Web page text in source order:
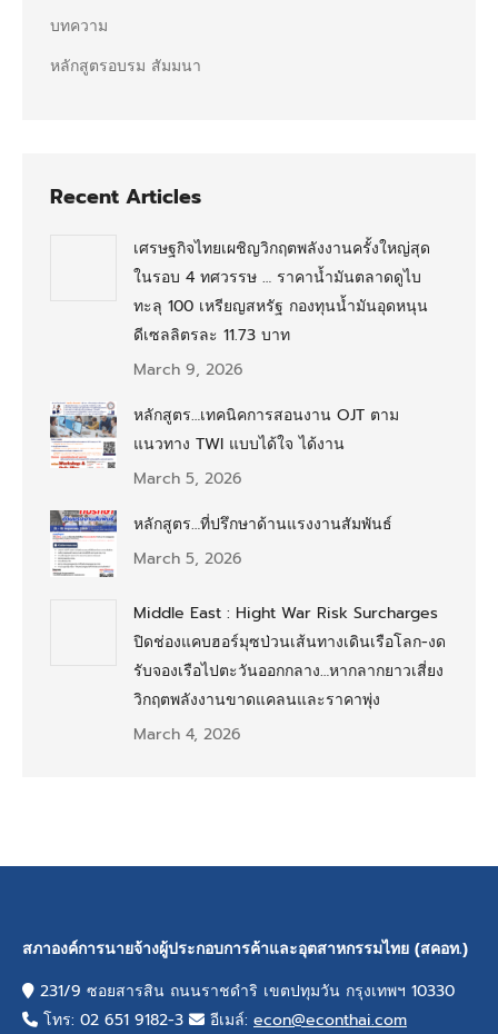
บทความ
หลักสูตรอบรม สัมมนา
Recent Articles
เศรษฐกิจไทยเผชิญวิกฤตพลังงานครั้งใหญ่สุด
ในรอบ 4 ทศวรรษ … ราคาน้ำมันตลาดดูไบ
ทะลุ 100 เหรียญสหรัฐ กองทุนน้ำมันอุดหนุน
ดีเซลลิตรละ 11.73 บาท
March 9, 2026
หลักสูตร…เทคนิคการสอนงาน OJT ตาม
แนวทาง TWI แบบได้ใจ ได้งาน
March 5, 2026
หลักสูตร…ที่ปรึกษาด้านแรงงานสัมพันธ์
March 5, 2026
Middle East : Hight War Risk Surcharges
ปิดช่องแคบฮอร์มุซป่วนเส้นทางเดินเรือโลก-งด
รับจองเรือไปตะวันออกกลาง…หากลากยาวเสี่ยง
วิกฤตพลังงานขาดแคลนและราคาพุ่ง
March 4, 2026
สภาองค์การนายจ้างผู้ประกอบการค้าและอุตสาหกรรมไทย (สคอท.)
231/9 ซอยสารสิน ถนนราชดำริ เขตปทุมวัน กรุงเทพฯ 10330
โทร: 02 651 9182-3
อีเมล์: econ@econthai.com